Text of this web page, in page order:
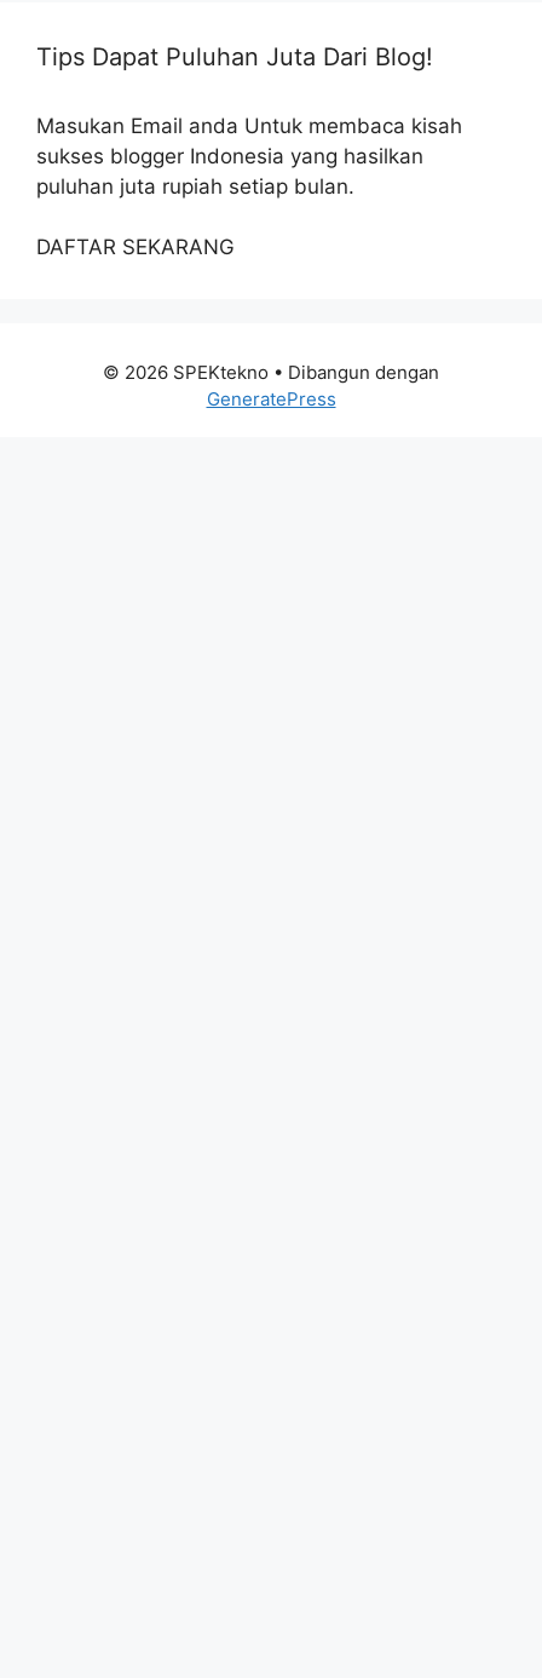
Tips Dapat Puluhan Juta Dari Blog!
Masukan Email anda Untuk membaca kisah
sukses blogger Indonesia yang hasilkan
puluhan juta rupiah setiap bulan.
DAFTAR SEKARANG
© 2026 SPEKtekno • Dibangun dengan
GeneratePress